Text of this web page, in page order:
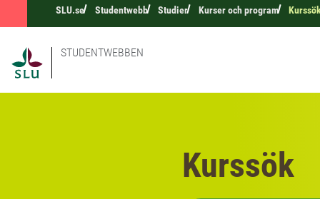
SLU.se Studentwebb Studier Kurser och program
STUDENTWEBBEN
Kurssök